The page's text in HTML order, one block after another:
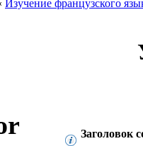
‹ Изучение французского
Заголовок